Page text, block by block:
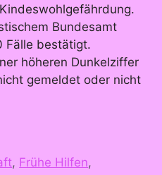
Bundesamt
Fälle bestätigt.
höheren Dunkelziffer
gemeldet oder nicht
, Frühe Hilfen,